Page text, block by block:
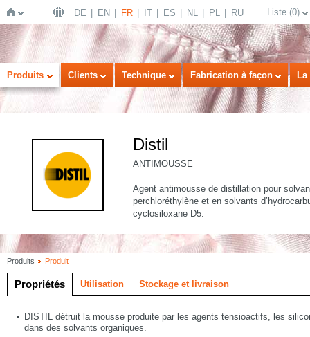
Page
d'accueil
DE EN FR IT ES NL PL RU Liste (0)
Produits Clients Technique Fabrication à façon
Distil
ANTIMOUSSE
Agent antimousse de distillation pour
perchloréthylène et en solvants
cyclosiloxane D5.
Produits Produit
Propriétés Utilisation Stockage et livraison
DISTIL détruit la mousse produite par les agents tensioactifs, les
dans des solvants organiques.